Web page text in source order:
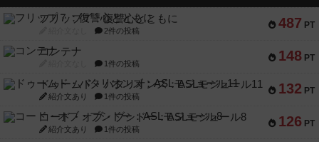
487 PT
フリップ７：復讐心とともに
2件の投稿
148 PT
コンテナ
1件の投稿
132 PT
ドゥームド・バタリオンズ：ASLモジュール11
紹介文あり 1件の投稿
126 PT
コード・オブ・ブシドー：ASLモジュール8
紹介文あり 1件の投稿